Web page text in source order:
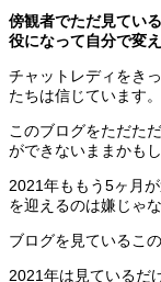
傍観者でただ見てい
役になって自分で変
チャットレディをき
たちは信じています。
このブログをただた
ができないままかもし
2021年ももう5ヶ月
を迎えるのは嫌じゃ
ブログを見ているこ
2021年は見ているだ